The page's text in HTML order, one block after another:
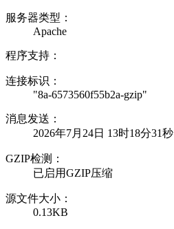
服务器类型：
Apache
程序支持：
连接标识：
"8a-6573560f55b2a-gzip"
消息发送：
2026年7月24日 13时18分31秒
GZIP检测：
已启用GZIP压缩
源文件大小：
0.13KB